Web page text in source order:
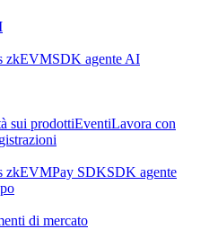
zkEVMSDK agente AI
sui prodottiEventiLavora con
zkEVMPay SDKSDK agente
di mercato